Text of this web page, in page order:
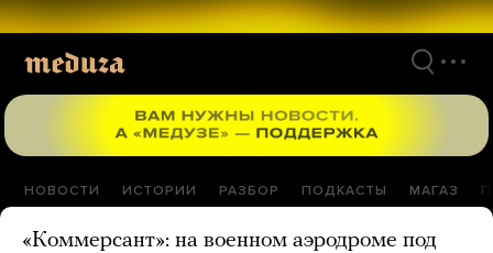
НОВОСТИ ИСТОРИИ РАЗБОР ПОДКАСТЫ МАГАЗ
«Коммерсант»: на военном аэродроме под